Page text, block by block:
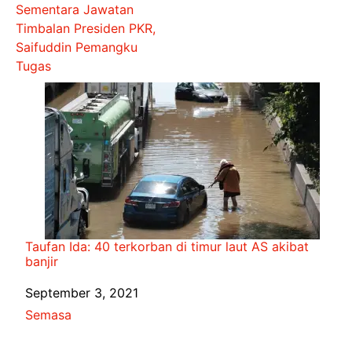
Sementara Jawatan
Timbalan Presiden PKR,
Saifuddin Pemangku
Tugas
Taufan Ida: 40 terkorban di timur laut AS akibat
banjir
Date
September 3, 2021
In relation to
Semasa